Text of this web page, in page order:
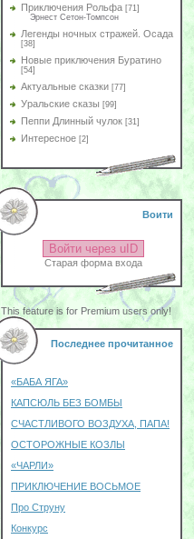
Приключения Рольфа [71]
Эрнест Сетон-Томпсон
Легенды ночных стражей. Осада
[38]
Новые приключения Буратино
[54]
Актуальные сказки [77]
Уральские сказы [99]
Пеппи Длинный чулок [31]
Интересное [2]
Воити
Войти через uID
Старая форма входа
This feature is for Premium users only!
Последнее прочитанное
«БАБА ЯГА»
КАПСЮЛЬ БЕЗ БОМБЫ
СЧАСТЛИВОГО ВОЗДУХА, ПАПА!
ОСТОРОЖНЫЕ КОЗЛЫ
«ЧАРЛИ»
ПРИКЛЮЧЕНИЕ ВОСЬМОЕ
Про Струну
Конкурс